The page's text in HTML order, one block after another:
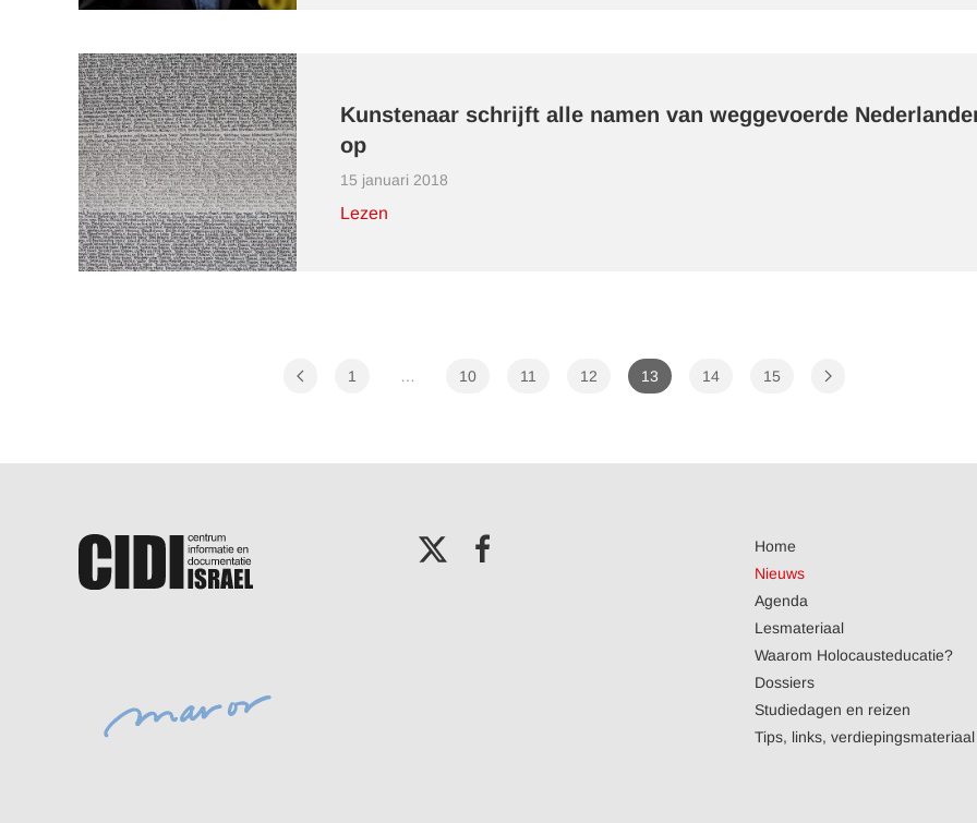
Kunstenaar schrijft alle namen van weggevoerde
op
15 januari 2018
Lezen
1 … 10 11 12 13 14 15
Home
Nieuws
Agenda
Lesmateriaal
Waarom Holocausteducatie?
Dossiers
Studiedagen en reizen
Tips, links, verdiepingsmateriaal